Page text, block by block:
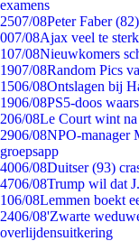
examens
2507/08Peter Faber
007/08Ajax veel te
107/08Nieuwkomers
1907/08Random Pics
1506/08Ontslagen bij
1906/08PS5-doos
206/08Le Court wint na
2906/08NPO-manager
groepsapp
4006/08Duitser (93)
4706/08Trump wil dat
106/08Lemmen boekt
2406/08'Zwarte
overlijdensuitkering